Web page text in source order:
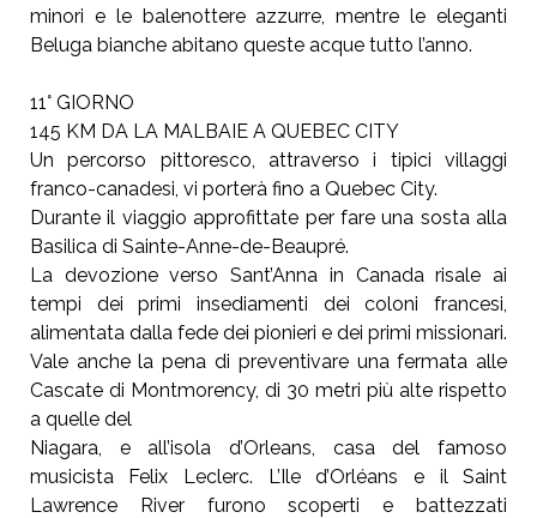
minori e le balenottere azzurre, mentre leeleganti
Beluga bianche abitano queste acque tutto l’anno.
11° GIORNO
145 KM DA LA MALBAIE A QUEBEC CITY
Un percorso pittoresco, attraverso i tipici villaggi
franco-canadesi, vi porterà fino a Quebec City.
Durante il viaggio approfittate per fare una sosta alla
Basilica di Sainte-Anne-de-Beaupré.
La devozione verso Sant’Anna in Canada risale ai
tempi dei primi insediamenti dei coloni francesi,
alimentata dalla fede dei pionieri edei primi missionari.
Vale anche la pena di preventivare una fermataalle
Cascate di Montmorency, di 30 metri più alte rispetto
a quelle del
Niagara, e all’isola d’Orleans, casa del famoso
musicista Felix Leclerc. L’Ile d’Orléans e il Saint
Lawrence River furono scoperti e battezzati